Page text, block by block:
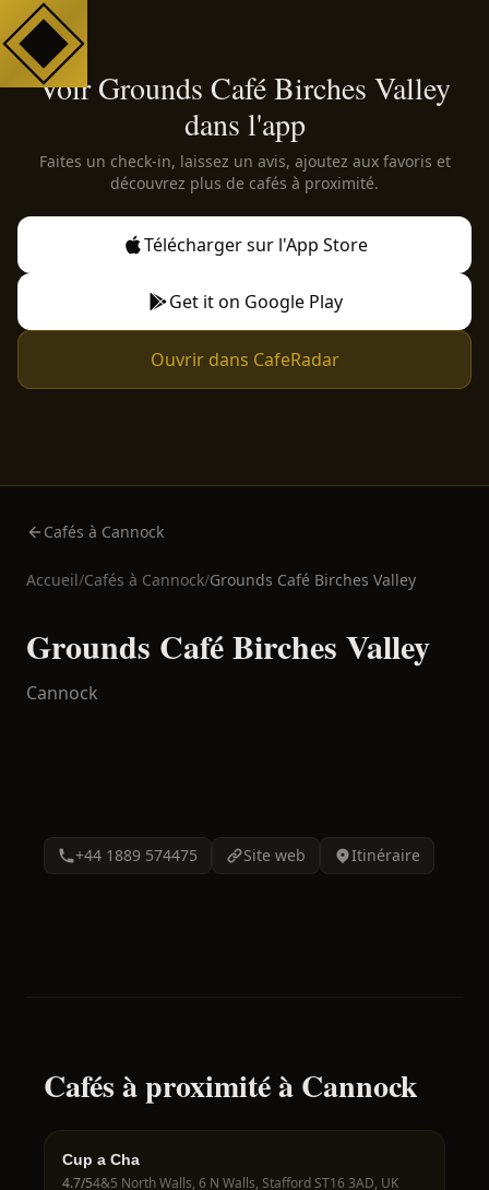
Voir Grounds Café Birches Valley
dans l'app
Faites un check-in, laissez un avis, ajoutez aux favoris et
découvrez plus de cafés à proximité.
Télécharger sur l'App Store
Get it on Google Play
Ouvrir dans CafeRadar
Cafés à Cannock
Accueil/Cafés à Cannock/Grounds Café Birches Valley
Grounds Café Birches Valley
Cannock
+44 1889 574475 Site web Itinéraire
Cafés à proximité à Cannock
Cup a Cha
4.7/54&5 North Walls, 6 N Walls, Stafford ST16 3AD, UK